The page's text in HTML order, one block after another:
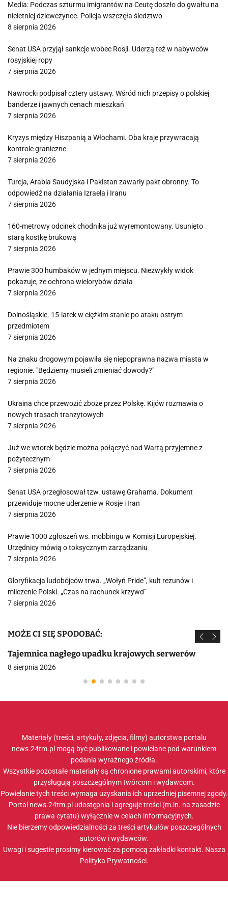
Media: Podczas szturmu imigrantów na Ceutę doszło do gwałtu na
nieletniej dziewczynce. Policja wszczęła śledztwo
8 sierpnia 2026
Senat USA przyjął sankcje wobec Rosji. Uderzą też w nabywców
rosyjskiej ropy
7 sierpnia 2026
Nawrocki podpisał cztery ustawy. Wśród nich przepisy o polskiej
banderze i jawnych cenach mieszkań
7 sierpnia 2026
Kryzys między Hiszpanią a Włochami. Oba kraje przywracają
kontrole graniczne
7 sierpnia 2026
Turcja, Arabia Saudyjska i Pakistan zawarły pakt obronny. To
odpowiedź na działania Izraela i Iranu
7 sierpnia 2026
160-metrowy odcinek chodnika już wyremontowany. Usunięto
starą kostkę brukową
7 sierpnia 2026
Prawie 300 humbaków w jednym miejscu. Niezwykły widok
pokazuje, że ochrona wielorybów działa
7 sierpnia 2026
Dolnośląskie. 15-latek w ciężkim stanie po ataku ostrym
przedmiotem
7 sierpnia 2026
Na znaku drogowym pojawiła się niepoprawna nazwa miasta w
regionie. "Będziemy musieli zmieniać dowody?"
7 sierpnia 2026
Ukraina chce przewozić zboże przez Polskę. Kijów rozmawia o
nowych trasach tranzytowych
7 sierpnia 2026
Już we wtorek będzie można połączyć nad Wartą przyjemne z
pożytecznym
7 sierpnia 2026
Senat USA przegłosował tzw. ustawę Grahama. Dokument
przewiduje mocne uderzenie w Rosje i Iran
7 sierpnia 2026
Prawie 1000 zgłoszeń ws. mobbingu w Komisji Europejskiej.
Urzędnicy mówią o toksycznym zarządzaniu
7 sierpnia 2026
Gloryfikacja ludobójców trwa. „Wołyń Pride”, kult rezunów i
milczenie Polski. „Czas na rachunek krzywd”
7 sierpnia 2026
MOŻE CI SIĘ SPODOBAĆ:
Tajemnica nagłego upadku krajowych serwerów
8 sierpnia 2026
Materiały (treści, artykuły, zdjęcia, filmy) autorstwa portalu
news.24tm.pl mogą być publikowane i powielane pod warunkiem
podania wyraźnego źródła.
Wszystkie pozostałe materiały są chronione prawami autorskimi, które
przysługują poszczególnym twórcom i wydawcom.
Powielanie tych treści wymaga uzyskania ich uprzedniej pisemnej zgody.
Portal news.24tm.pl udostępnia i agreguje treści (m.in. na zasadzie
prawa cytatu) wyłącznie w celach informacyjnych.
Nie bierzemy odpowiedzialności za treści artykułów poszczególnych
autorów i wydawców.
Uwagi i sugestie prosimy kierować za pomocą zakładki kontakt. Nasza
Polityka Prywatności.